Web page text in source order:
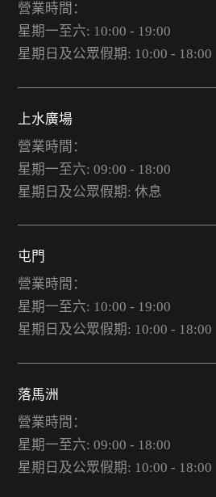
營業時間：
星期一至六: 10:00 - 19:00
星期日及公眾假期: 10:00 - 18:00
上水廣場
營業時間：
星期一至六: 09:00 - 18:00
星期日及公眾假期: 休息
屯門
營業時間：
星期一至六: 10:00 - 19:00
星期日及公眾假期: 10:00 - 18:00
落馬洲
營業時間：
星期一至六: 09:00 - 18:00
星期日及公眾假期: 10:00 - 18:00